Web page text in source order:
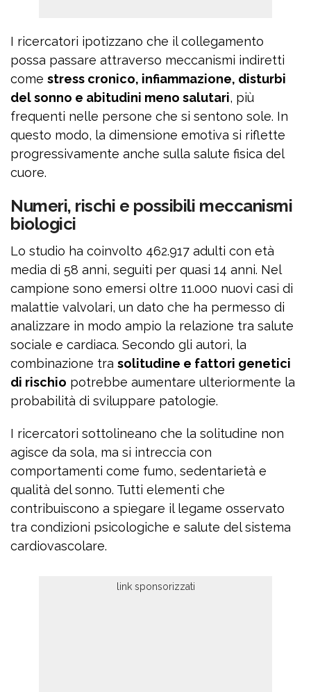
I ricercatori ipotizzano che il collegamento
possa passare attraverso meccanismi indiretti
come stress cronico, infiammazione, disturbi
del sonno e abitudini meno salutari, più
frequenti nelle persone che si sentono sole. In
questo modo, la dimensione emotiva si riflette
progressivamente anche sulla salute fisica del
cuore.
Numeri, rischi e possibili meccanismi
biologici
Lo studio ha coinvolto 462.917 adulti con età
media di 58 anni, seguiti per quasi 14 anni. Nel
campione sono emersi oltre 11.000 nuovi casi di
malattie valvolari, un dato che ha permesso di
analizzare in modo ampio la relazione tra salute
sociale e cardiaca. Secondo gli autori, la
combinazione tra solitudine e fattori genetici
di rischio potrebbe aumentare ulteriormente la
probabilità di sviluppare patologie.
I ricercatori sottolineano che la solitudine non
agisce da sola, ma si intreccia con
comportamenti come fumo, sedentarietà e
qualità del sonno. Tutti elementi che
contribuiscono a spiegare il legame osservato
tra condizioni psicologiche e salute del sistema
cardiovascolare.